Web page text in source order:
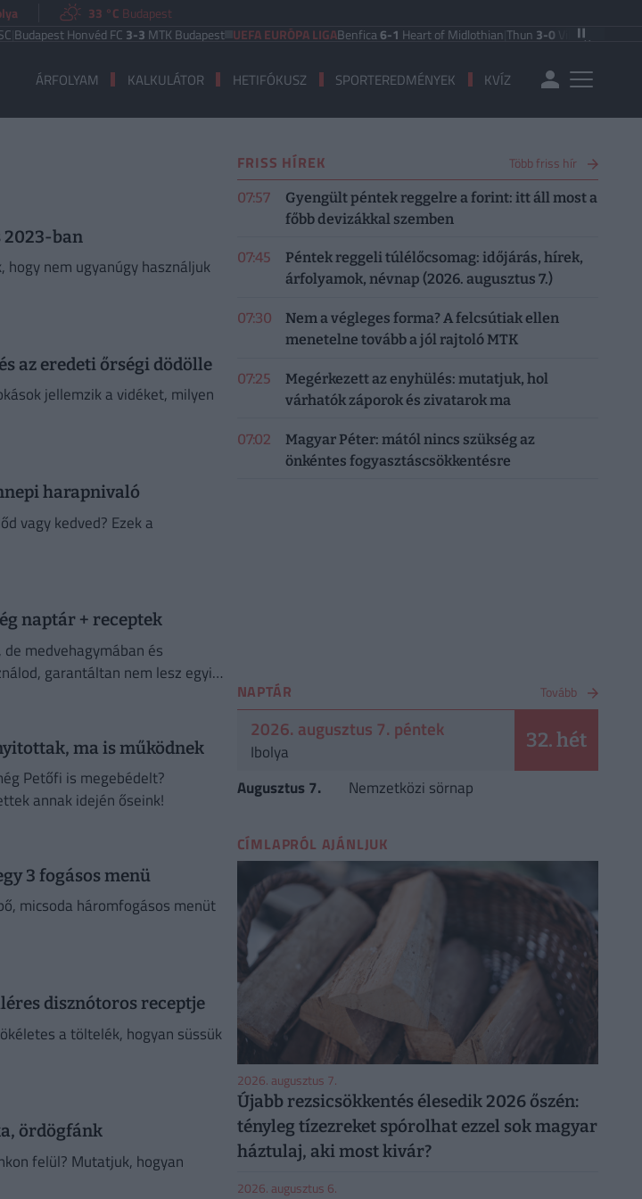
33 °C Budapest
Honvéd FC3-3MTK Budapest UEFA EURÓPA LIGABenfica6-1Heart of Midlothian|Thun3-0Vikingur Reykjavik
ÁRFOLYAM KALKULÁTOR HETIFÓKUSZ SPORTEREDMÉNYEK KVÍZ
2023-ban
nem ugyanúgy használjuk
az eredeti őrségi dödölle
jellemzik a vidéket, milyen
harapnivaló
vagy kedved? Ezek a
naptár + receptek
medvehagymában és
garantáltan nem lesz egyik
ma is működnek
Petőfi is megebédelt?
annak idején őseink!
3 fogásos menü
micsoda háromfogásos menüt
disznótoros receptje
a töltelék, hogyan süssük
ördögfánk
felül? Mutatjuk, hogyan
FRISS HÍREK Több friss hír
07:57
Gyengült péntek reggelre a forint: itt áll most a
főbb devizákkal szemben
07:45
Péntek reggeli túlélőcsomag: időjárás, hírek,
árfolyamok, névnap (2026. augusztus 7.)
07:30
Nem a végleges forma? A felcsútiak ellen
menetelne tovább a jól rajtoló MTK
07:25
Megérkezett az enyhülés: mutatjuk, hol
várhatók záporok és zivatarok ma
07:02
Magyar Péter: mától nincs szükség az
önkéntes fogyasztáscsökkentésre
NAPTÁR Tovább
2026. augusztus 7. péntek
Ibolya 32. hét
Augusztus 7. Nemzetközi sörnap
CÍMLAPRÓL AJÁNLJUK
2026. augusztus 7.
Újabb rezsicsökkentés élesedik 2026 őszén:
tényleg tízezreket spórolhat ezzel sok magyar
háztulaj, aki most kivár?
2026. augusztus 6.